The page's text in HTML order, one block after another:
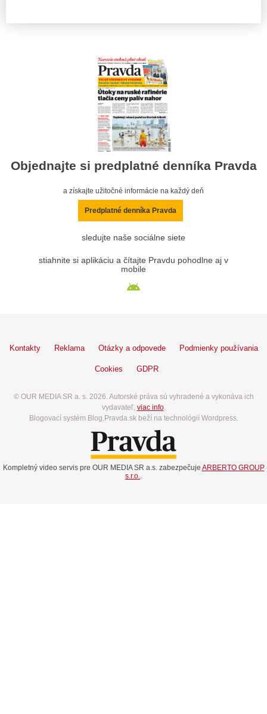
Objednajte si predplatné denníka Pravda
a získajte užitočné informácie na každý deň
Predplatné denníka Pravda
sledujte naše sociálne siete
stiahnite si aplikáciu a čítajte Pravdu pohodlne aj v
mobile
Kontakty Reklama Otázky a odpovede Podmienky používania
Cookies GDPR
© OUR MEDIA SR a. s. 2026. Autorské práva sú vyhradené a vykonáva ich
vydavateľ, viac info.
Blogovací systém Blog.Pravda.sk beží na technológií Wordpress.
Kompletný video servis pre OUR MEDIA SR a.s. zabezpečuje ARBERTO GROUP
s.r.o.